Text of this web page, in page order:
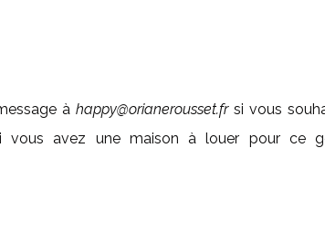
à happy@orianerousset.frsi vous
vous avez une maison à louer pour ce